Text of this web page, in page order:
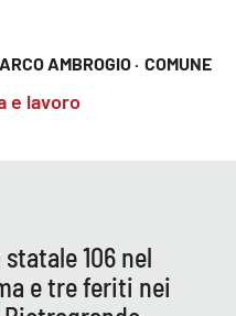
AMBROGIO · COMUNE
e lavoro
106 nel
e tre feriti nei